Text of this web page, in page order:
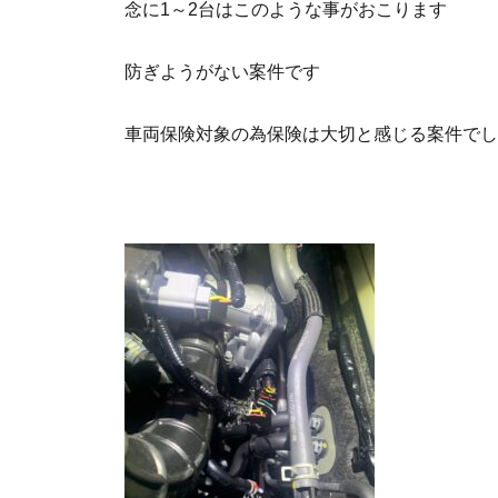
念に1～2台はこのような事がおこります
防ぎようがない案件です
車両保険対象の為保険は大切と感じる案件で